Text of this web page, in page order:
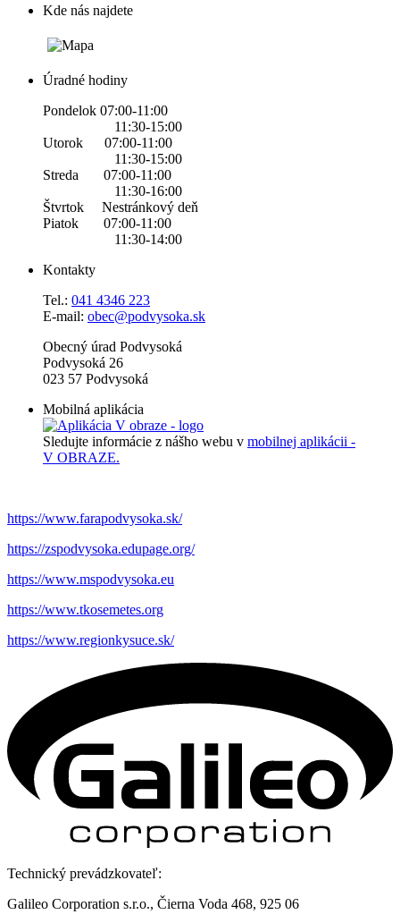
Kde nás najdete
Úradné hodiny
Pondelok 07:00-11:00
11:30-15:00
Utorok 07:00-11:00
11:30-15:00
Streda 07:00-11:00
11:30-16:00
Štvrtok Nestránkový deň
Piatok 07:00-11:00
11:30-14:00
Kontakty
Tel.: 041 4346 223
E-mail: obec@podvysoka.sk
Obecný úrad Podvysoká
Podvysoká 26
023 57 Podvysoká
Mobilná aplikácia
Sledujte informácie z nášho webu v mobilnej aplikácii -
V OBRAZE.
https://www.farapodvysoka.sk/
https://zspodvysoka.edupage.org/
https://www.mspodvysoka.eu
https://www.tkosemetes.org
https://www.regionkysuce.sk/
Technický prevádzkovateľ:
Galileo Corporation s.r.o., Čierna Voda 468, 925 06